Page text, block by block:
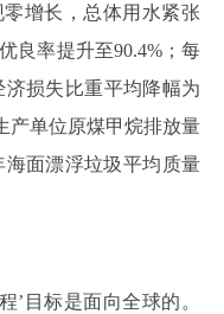
增长，总体用水紧张
良率提升至90.4%；每
损失比重平均降幅为
产单位原煤甲烷排放量
海面漂浮垃圾平均质量
’目标是面向全球的。